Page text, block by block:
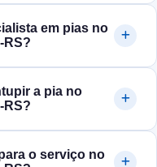
em pias no
a pia no
o serviço no